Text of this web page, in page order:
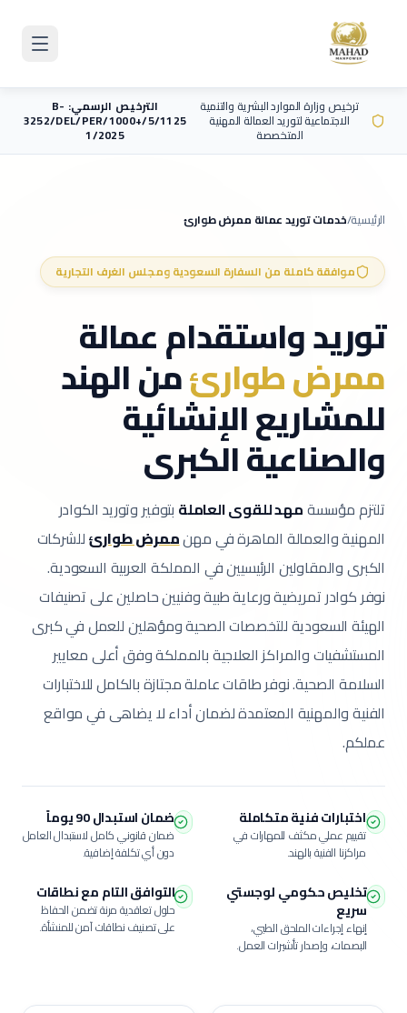
ترخيص وزارة الموارد البشرية والتنمية
الاجتماعية لتوريد العمالة المهنية
المتخصصة
الترخيص الرسمي: B-
3252/DEL/PER/1000+/5/1125
1/2025
الرئيسية/خدمات توريد عمالة ممرض طوارئ
موافقة كاملة من السفارة السعودية ومجلس الغرف التجارية
توريد واستقدام عمالة
ممرض طوارئمن الهند
للمشاريع الإنشائية
والصناعية الكبرى
تلتزم مؤسسةمهد للقوى العاملة بتوفير وتوريد الكوادر
المهنية والعمالة الماهرة في مهنممرض طوارئللشركات
الكبرى والمقاولين الرئيسيين في المملكة العربية السعودية.
نوفر كوادر تمريضية ورعاية طبية وفنيين حاصلين على تصنيفات
الهيئة السعودية للتخصصات الصحية ومؤهلين للعمل في كبرى
المستشفيات والمراكز العلاجية بالمملكة وفق أعلى معايير
السلامة الصحية.نوفر طاقات عاملة مجتازة بالكامل للاختبارات
الفنية والمهنية المعتمدة لضمان أداء لا يضاهى في مواقع
عملكم.
اختبارات فنية متكاملة
تقييم عملي مكثف للمهارات في
مراكزنا الفنية بالهند.
ضمان استبدال 90 يوماً
ضمان قانوني كامل لاستبدال العامل
دون أي تكلفة إضافية.
تخليص حكومي لوجستي
سريع
إنهاء إجراءات الملحق الطبي،
البصمات، وإصدار تأشيرات العمل.
التوافق التام مع نطاقات
حلول تعاقدية مرنة تضمن الحفاظ
على تصنيف نطاقات آمن للمنشأة.